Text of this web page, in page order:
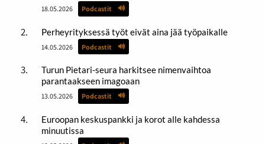
18.05.2026 Podcastit
Perheyrityksessä työt eivät aina jää työpaikalle
14.05.2026 Podcastit
Turun Pietari-seura harkitsee nimenvaihtoa
parantaakseen imagoaan
13.05.2026 Podcastit
Euroopan keskuspankki ja korot alle kahdessa
minuutissa